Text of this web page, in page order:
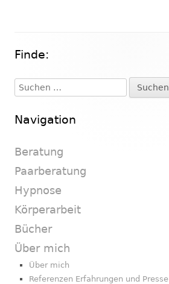
Haupt-
Seitenleiste
Finde:
Suchen
nach:
Navigation
Beratung
Paarberatung
Hypnose
Körperarbeit
Bücher
Über mich
Über mich
Referenzen Erfahrungen und Presse